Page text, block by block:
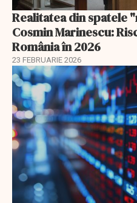
Realitatea din spatele
Cosmin Marinescu:
România în 2026
23 FEBRUARIE 2026